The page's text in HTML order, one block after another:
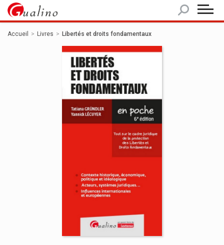
Accueil Livres Libertés et droits fondamentaux
Panneau de gestion des cookies